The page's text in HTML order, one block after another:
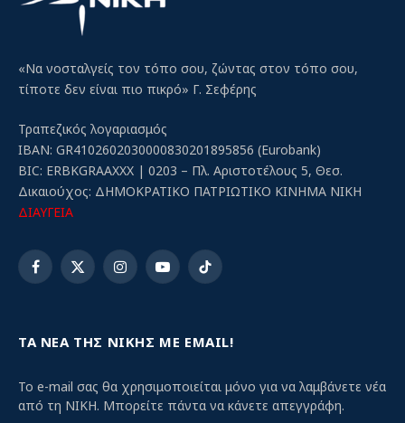
«Να νοσταλγείς τον τόπο σου, ζώντας στον τόπο σου,
τίποτε δεν είναι πιο πικρό» Γ. Σεφέρης
Τραπεζικός λογαριασμός
IBAN: GR4102602030000830201895856 (Eurobank)
BIC: ERBKGRAAXXX | 0203 – Πλ. Αριστοτέλους 5, Θεσ.
Δικαιούχος: ΔΗΜΟΚΡΑΤΙΚΟ ΠΑΤΡΙΩΤΙΚΟ ΚΙΝΗΜΑ ΝΙΚΗ
ΔΙΑΥΓΕΙΑ
Facebook
X
InstagramYouTubeTikTok
ΤΑ ΝΕΑ ΤΗΣ ΝΙΚΗΣ ΜΕ EMAIL!
Το e-mail σας θα χρησιμοποιείται μόνο για να λαμβάνετε νέα
από τη ΝΙΚΗ. Μπορείτε πάντα να κάνετε απεγγράφη.